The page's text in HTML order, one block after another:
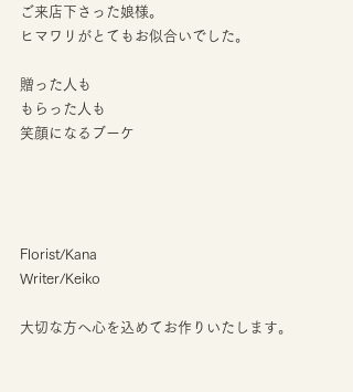
ご来店下さった娘様。
ヒマワリがとてもお似合いでした。
贈った人も
もらった人も
笑顔になるブーケ
Florist/Kana
Writer/Keiko
大切な方へ心を込めてお作りいたします。